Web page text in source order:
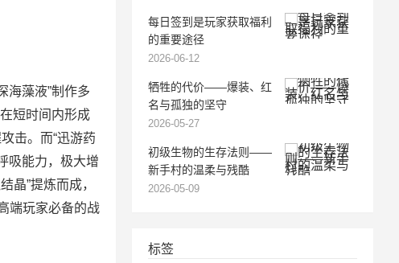
海藻液”制作多
短时间内形成
击。而“迅游药
吸能力，极大增
晶”提炼而成，
端玩家必备的战
每日签到是玩家获取福利
的重要途径
2026-06-12
牺牲的代价——爆装、红
名与孤独的坚守
2026-05-27
初级生物的生存法则——
新手村的温柔与残酷
2026-05-09
标签